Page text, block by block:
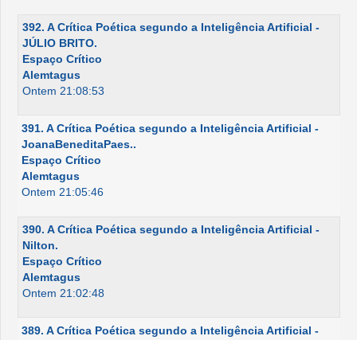
392. A Crítica Poética segundo a Inteligência Artificial -
JÚLIO BRITO.
Espaço Crítico
Alemtagus
Ontem 21:08:53
391. A Crítica Poética segundo a Inteligência Artificial -
JoanaBeneditaPaes..
Espaço Crítico
Alemtagus
Ontem 21:05:46
390. A Crítica Poética segundo a Inteligência Artificial -
Nilton.
Espaço Crítico
Alemtagus
Ontem 21:02:48
389. A Crítica Poética segundo a Inteligência Artificial -